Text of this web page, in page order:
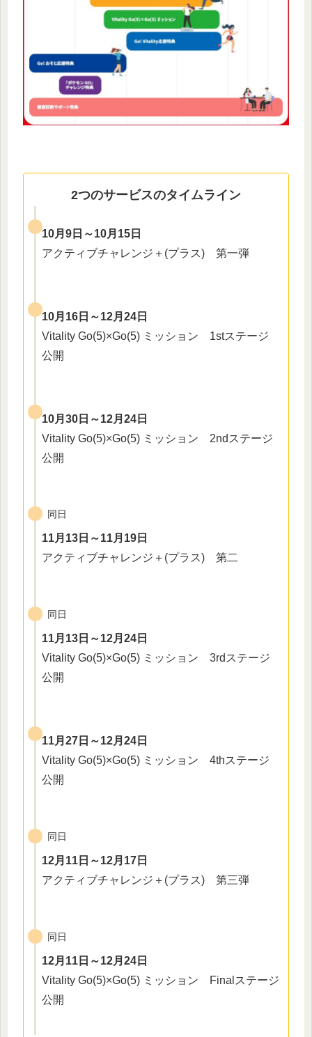
2つのサービスのタイムライン
10月9日～10月15日
アクティブチャレンジ＋(プラス) 第一弾
10月16日～12月24日
Vitality Go(5)×Go(5) ミッション 1stステージ
公開
10月30日～12月24日
Vitality Go(5)×Go(5) ミッション 2ndステージ
公開
同日
11月13日～11月19日
アクティブチャレンジ＋(プラス) 第二
同日
11月13日～12月24日
Vitality Go(5)×Go(5) ミッション 3rdステージ
公開
11月27日～12月24日
Vitality Go(5)×Go(5) ミッション 4thステージ
公開
同日
12月11日～12月17日
アクティブチャレンジ＋(プラス) 第三弾
同日
12月11日～12月24日
Vitality Go(5)×Go(5) ミッション Finalステージ
公開